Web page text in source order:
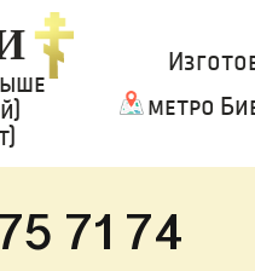
метро
71 74